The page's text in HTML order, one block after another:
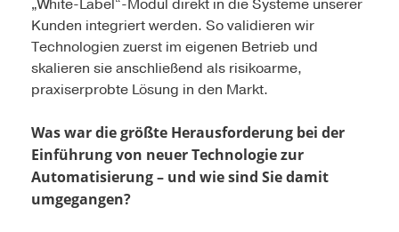
„White-Label“-Modul direkt in die Systeme unserer
Kunden integriert werden. So validieren wir
Technologien zuerst im eigenen Betrieb und
skalieren sie anschließend als risikoarme,
praxiserprobte Lösung in den Markt.
Was war die größte Herausforderung bei der
Einführung von neuer Technologie zur
Automatisierung – und wie sind Sie damit
umgegangen?